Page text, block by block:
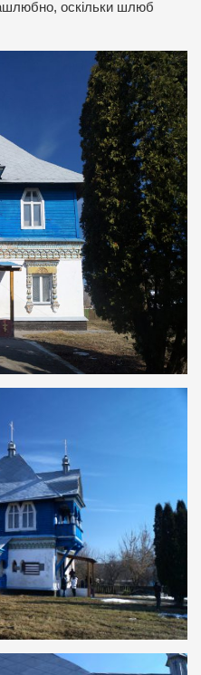
оскільки шлюб